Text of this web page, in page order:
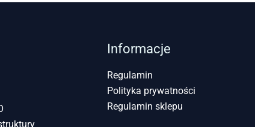
Informacje
Regulamin
Polityka prywatności
Regulamin sklepu